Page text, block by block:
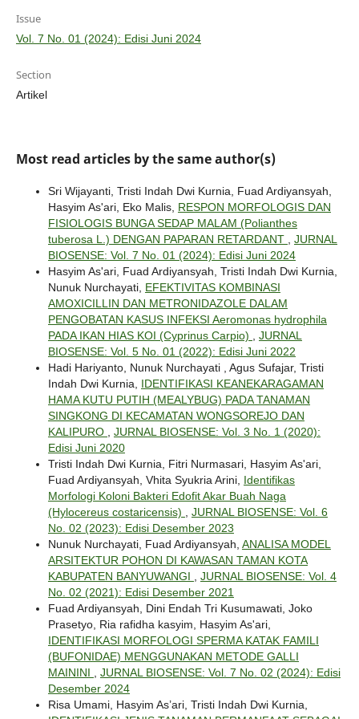
Issue
Vol. 7 No. 01 (2024): Edisi Juni 2024
Section
Artikel
Most read articles by the same author(s)
Sri Wijayanti, Tristi Indah Dwi Kurnia, Fuad Ardiyansyah,
Hasyim As'ari, Eko Malis, RESPON MORFOLOGIS DAN
FISIOLOGIS BUNGA SEDAP MALAM (Polianthes
tuberosa L.) DENGAN PAPARAN RETARDANT
JURNAL
BIOSENSE: Vol. 7 No. 01 (2024): Edisi Juni 2024
Hasyim As'ari, Fuad Ardiyansyah, Tristi Indah Dwi Kurnia,
Nunuk Nurchayati, EFEKTIVITAS KOMBINASI
AMOXICILLIN DAN METRONIDAZOLE DALAM
PENGOBATAN KASUS INFEKSI Aeromonas hydrophila
PADA IKAN HIAS KOI (Cyprinus Carpio)
JURNAL
BIOSENSE: Vol. 5 No. 01 (2022): Edisi Juni 2022
Hadi Hariyanto, Nunuk Nurchayati , Agus Sufajar, Tristi
Indah Dwi Kurnia, IDENTIFIKASI KEANEKARAGAMAN
HAMA KUTU PUTIH (MEALYBUG) PADA TANAMAN
SINGKONG DI KECAMATAN WONGSOREJO DAN
KALIPURO
JURNAL BIOSENSE: Vol. 3 No. 1 (2020):
Edisi Juni 2020
Tristi Indah Dwi Kurnia, Fitri Nurmasari, Hasyim As'ari,
Fuad Ardiyansyah, Vhita Syukria Arini, Identifikas
Morfologi Koloni Bakteri Edofit Akar Buah Naga
(Hylocereus costaricensis)
JURNAL BIOSENSE: Vol. 6
No. 02 (2023): Edisi Desember 2023
Nunuk Nurchayati, Fuad Ardiyansyah, ANALISA MODEL
ARSITEKTUR POHON DI KAWASAN TAMAN KOTA
KABUPATEN BANYUWANGI
JURNAL BIOSENSE: Vol. 4
No. 02 (2021): Edisi Desember 2021
Fuad Ardiyansyah, Dini Endah Tri Kusumawati, Joko
Prasetyo, Ria rafidha kasyim, Hasyim As'ari,
IDENTIFIKASI MORFOLOGI SPERMA KATAK FAMILI
(BUFONIDAE) MENGGUNAKAN METODE GALLI
MAININI
JURNAL BIOSENSE: Vol. 7 No. 02 (2024): Edisi
Desember 2024
Risa Umami, Hasyim As’ari, Tristi Indah Dwi Kurnia,